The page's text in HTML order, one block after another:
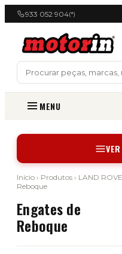
933 052 904(*)
MENU
Início › Produtos › LAND
Reboque
Engates de
Reboque